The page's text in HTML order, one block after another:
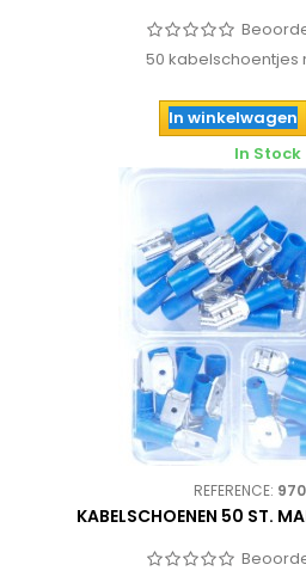
50 kabelschoentjes
In winkelwagen
In Stock
REFERENCE:
KABELSCHOENEN 50 ST.